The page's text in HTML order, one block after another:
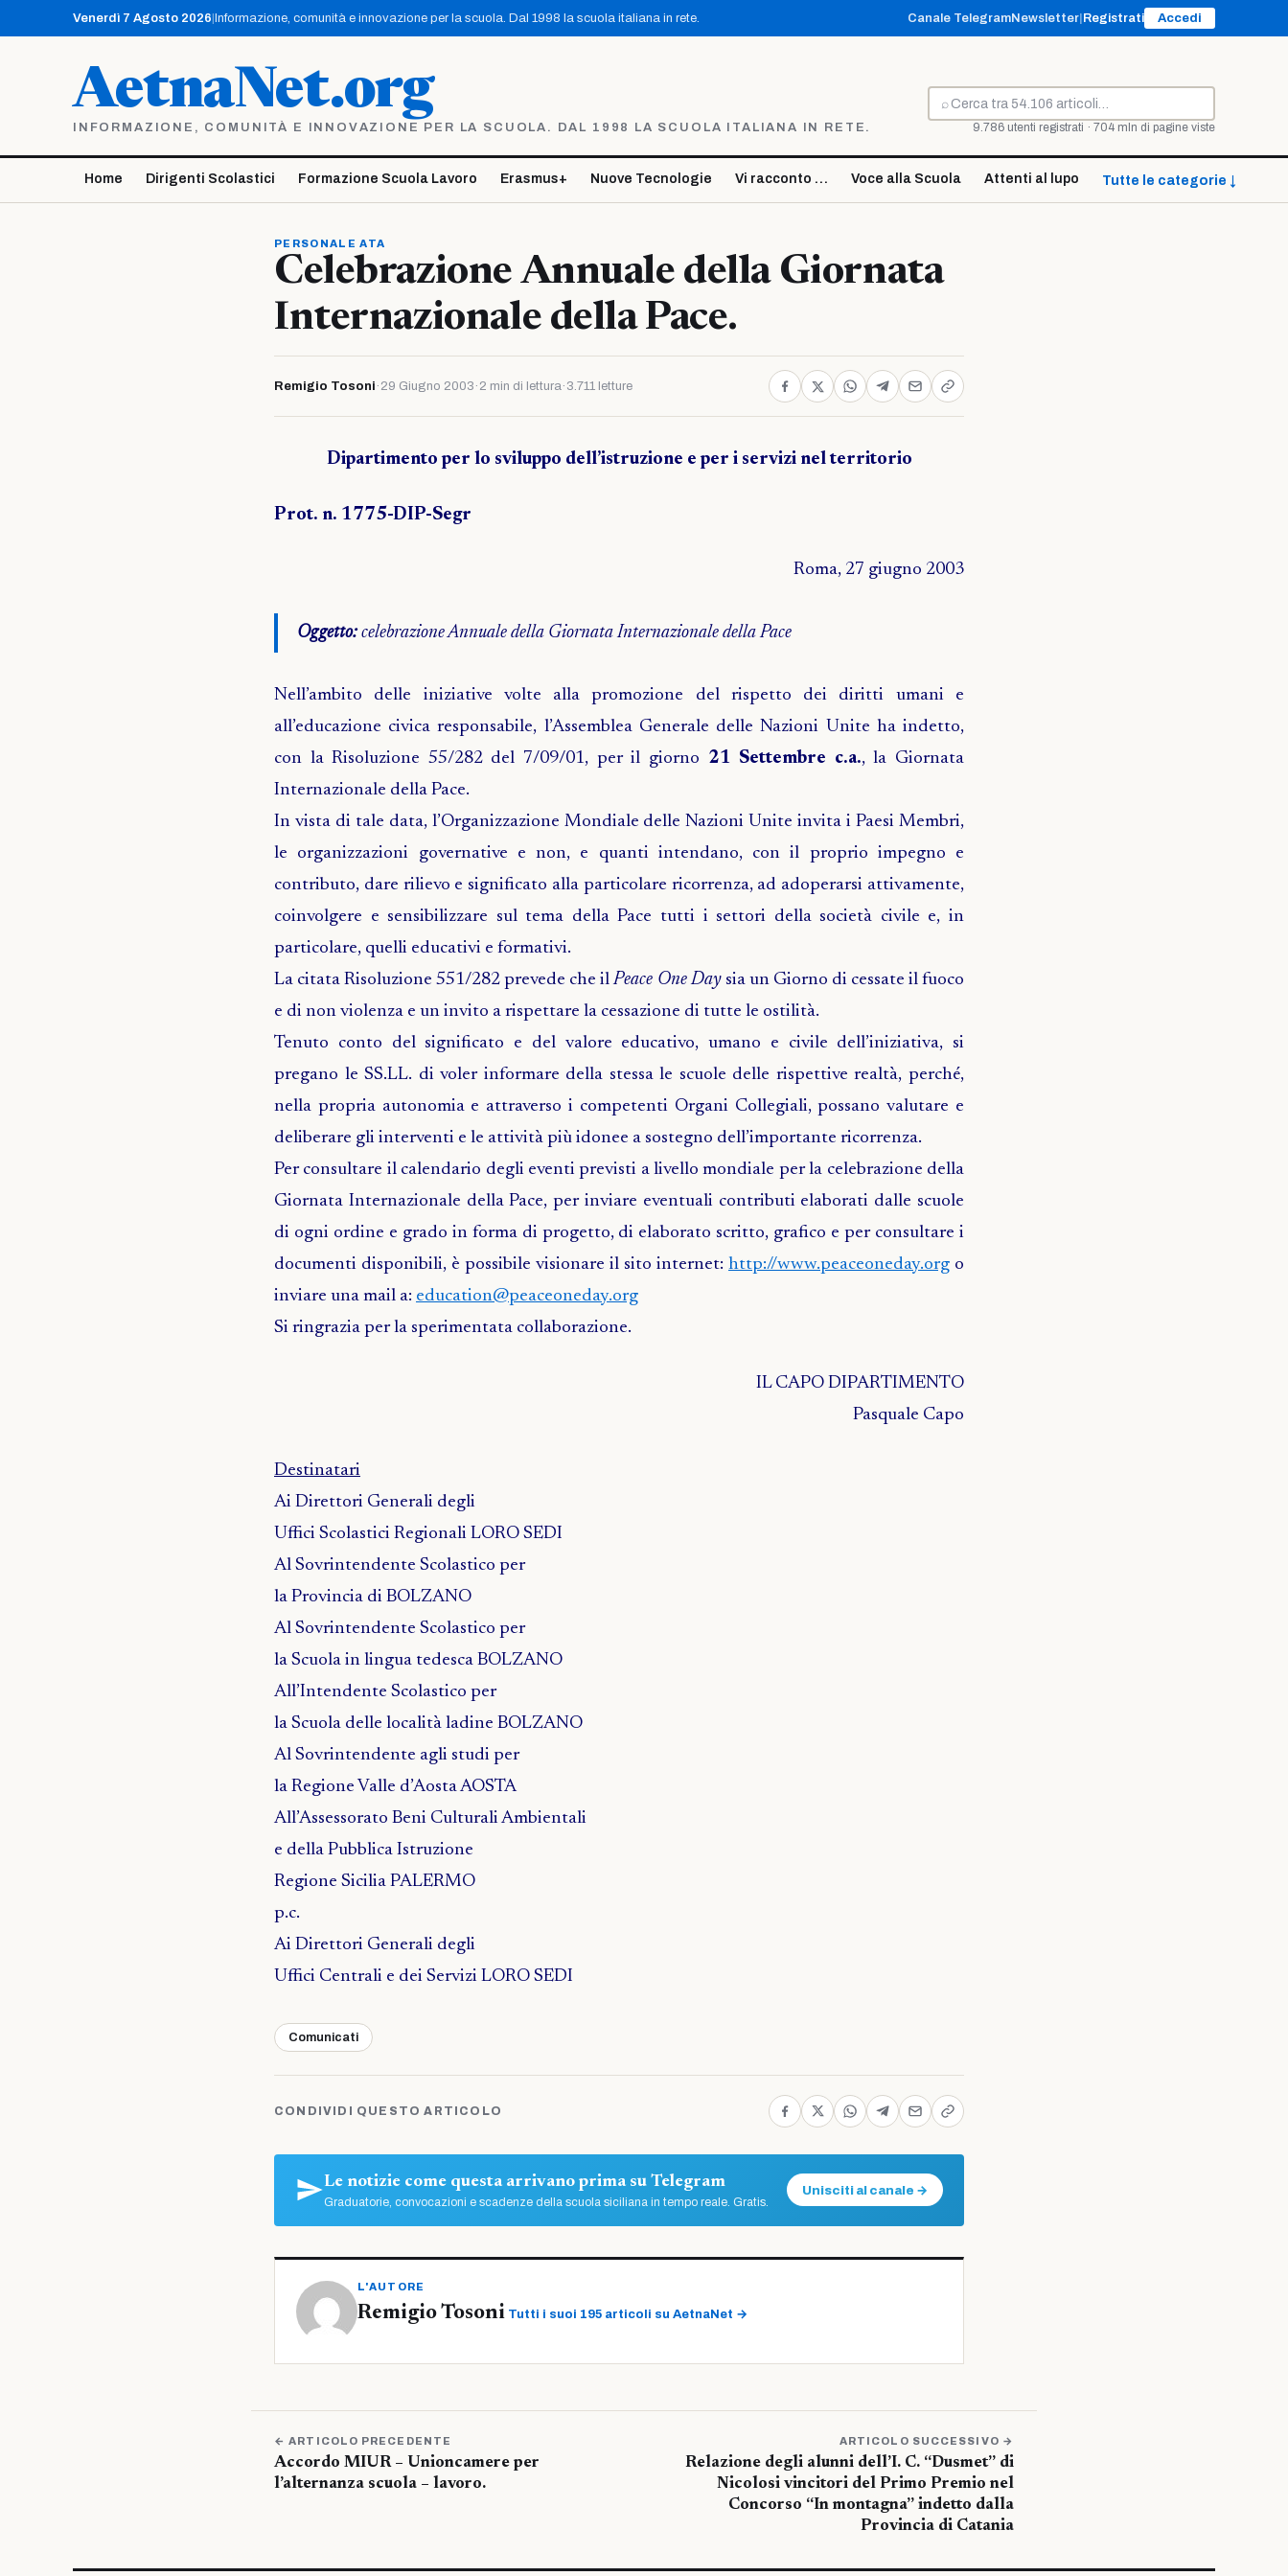
contenuto
Venerdì 7 Agosto 2026 Informazione, comunità e innovazione per la scuola. Dal 1998 la scuola italiana in rete. Canale TelegramNewsletter Registrati Accedi
AetnaNet.org
INFORMAZIONE, COMUNITÀ E INNOVAZIONE PER LA SCUOLA. DAL 1998 LA SCUOLA ITALIANA IN RETE.
⌕
Cerca
9.786 utenti registrati · 704 mln di pagine viste
Home Dirigenti Scolastici Formazione Scuola Lavoro Erasmus+ Nuove Tecnologie Vi racconto … Voce alla Scuola Attenti al lupo Tutte le categorie ↓
PERSONALE ATA
Celebrazione Annuale della Giornata
Internazionale della Pace.
Remigio Tosoni · 29 Giugno 2003 · 2 min di lettura· 3.711 letture
Dipartimento per lo sviluppo dell’istruzione e per i servizi nel territorio
Prot. n. 1775-DIP-Segr
Roma, 27 giugno 2003
Oggetto:celebrazione Annuale della Giornata Internazionale della Pace
Nell’ambito delle iniziative volte alla promozione del rispetto dei diritti umani e
all’educazione civica responsabile, l’Assemblea Generale delle Nazioni Unite ha indetto,
con la Risoluzione 55/282 del 7/09/01, per il giorno 21 Settembre c.a., la Giornata
Internazionale della Pace.
In vista di tale data, l’Organizzazione Mondiale delle Nazioni Unite invita i Paesi Membri,
le organizzazioni governative e non, e quanti intendano, con il proprio impegno e
contributo, dare rilievo e significato alla particolare ricorrenza, ad adoperarsi attivamente,
coinvolgere e sensibilizzare sul tema della Pace tutti i settori della società civile e, in
particolare, quelli educativi e formativi.
La citata Risoluzione 551/282 prevede che ilPeace One Day sia un Giorno di cessate il fuoco
e di non violenza e un invito a rispettare la cessazione di tutte le ostilità.
Tenuto conto del significato e del valore educativo, umano e civile dell’iniziativa, si
pregano le SS.LL. di voler informare della stessa le scuole delle rispettive realtà, perché,
nella propria autonomia e attraverso i competenti Organi Collegiali, possano valutare e
deliberare gli interventi e le attività più idonee a sostegno dell’importante ricorrenza.
Per consultare il calendario degli eventi previsti a livello mondiale per la celebrazione della
Giornata Internazionale della Pace, per inviare eventuali contributi elaborati dalle scuole
di ogni ordine e grado in forma di progetto, di elaborato scritto, grafico e per consultare i
documenti disponibili, è possibile visionare il sito internet: http://www.peaceoneday.org o
inviare una mail a: education@peaceoneday.org
Si ringrazia per la sperimentata collaborazione.
IL CAPO DIPARTIMENTO
Pasquale Capo
Destinatari
Ai Direttori Generali degli
Uffici Scolastici Regionali LORO SEDI
Al Sovrintendente Scolastico per
la Provincia di BOLZANO
Al Sovrintendente Scolastico per
la Scuola in lingua tedesca BOLZANO
All’Intendente Scolastico per
la Scuola delle località ladine BOLZANO
Al Sovrintendente agli studi per
la Regione Valle d’Aosta AOSTA
All’Assessorato Beni Culturali Ambientali
e della Pubblica Istruzione
Regione Sicilia PALERMO
p.c.
Ai Direttori Generali degli
Uffici Centrali e dei Servizi LORO SEDI
Comunicati
CONDIVIDI QUESTO ARTICOLO
Le notizie come questa arrivano prima su Telegram
Graduatorie, convocazioni e scadenze della scuola siciliana in tempo reale. Gratis.
Unisciti al canale →
L'AUTORE
Remigio Tosoni Tutti i suoi 195 articoli su AetnaNet →
← ARTICOLO PRECEDENTE
Accordo MIUR – Unioncamere per
l’alternanza scuola – lavoro.
ARTICOLO SUCCESSIVO →
Relazione degli alunni dell’I. C. “Dusmet” di
Nicolosi vincitori del Primo Premio nel
Concorso “In montagna” indetto dalla
Provincia di Catania